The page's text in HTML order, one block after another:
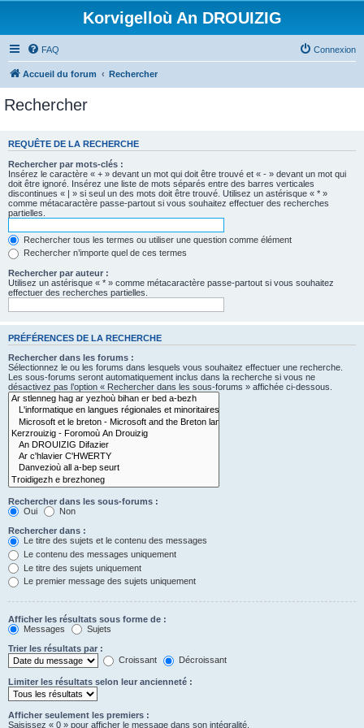
Korvigelloù An DROUIZIG
FAQ Connexion
Accueil du forum Rechercher
Rechercher
REQUÊTE DE LA RECHERCHE
Rechercher par mots-clés :
Insérez le caractère « + » devant un mot qui doit être trouvé et « - » devant un mot qui
doit être ignoré. Insérez une liste de mots séparés entre des barres verticales
discontinues « | » si seul un des mots doit être trouvé. Utilisez un astérisque « * »
comme métacaractère passe-partout si vous souhaitez effectuer des recherches
partielles.
Rechercher tous les termes ou utiliser une question comme élément
Rechercher n’importe quel de ces termes
Rechercher par auteur :
Utilisez un astérisque « * » comme métacaractère passe-partout si vous souhaitez
effectuer des recherches partielles.
PRÉFÉRENCES DE LA RECHERCHE
Rechercher dans les forums :
Sélectionnez le ou les forums dans lesquels vous souhaitez effectuer une recherche.
Les sous-forums seront automatiquement inclus dans la recherche si vous ne
désactivez pas l’option « Rechercher dans les sous-forums » affichée ci-dessous.
Rechercher dans les sous-forums :
Oui
Non
Rechercher dans :
Le titre des sujets et le contenu des messages
Le contenu des messages uniquement
Le titre des sujets uniquement
Le premier message des sujets uniquement
Afficher les résultats sous forme de :
Messages
Sujets
Trier les résultats par :
Croissant
Décroissant
Limiter les résultats selon leur ancienneté :
Afficher seulement les premiers :
Saisissez « 0 » pour afficher le message dans son intégralité.